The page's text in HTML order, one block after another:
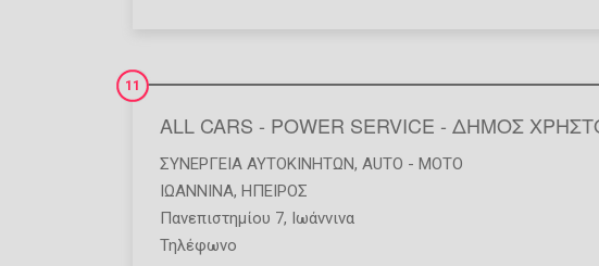
ALL CARS - POWER SERVICE - ΔΗΜΟΣ
11
ΣΥΝΕΡΓΕΊΑ ΑΥΤΟΚΙΝΉΤΩΝ, AUTO - MOTO
ΙΩΑΝΝΙΝΑ, ΗΠΕΙΡΟΣ
Πανεπιστημίου 7, Ιωάννινα
Τηλέφωνο